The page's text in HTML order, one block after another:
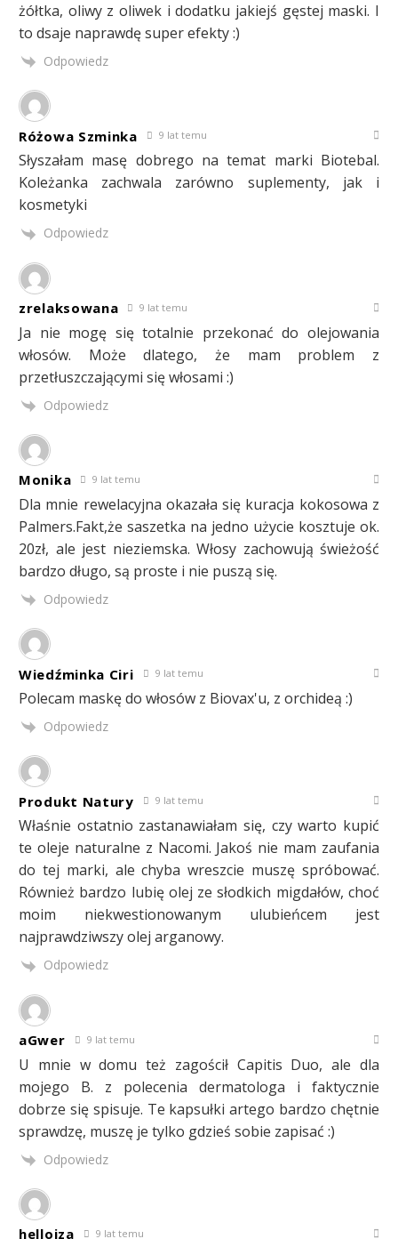
żółtka, oliwy z oliwek i dodatku jakiejś gęstej maski. I
to dsaje naprawdę super efekty :)
Odpowiedz
Różowa Szminka 9 lat temu
Słyszałam masę dobrego na temat marki Biotebal.
Koleżanka zachwala zarówno suplementy, jak i
kosmetyki
Odpowiedz
zrelaksowana 9 lat temu
Ja nie mogę się totalnie przekonać do olejowania
włosów. Może dlatego, że mam problem z
przetłuszczającymi się włosami :)
Odpowiedz
Monika 9 lat temu
Dla mnie rewelacyjna okazała się kuracja kokosowa z
Palmers.Fakt,że saszetka na jedno użycie kosztuje ok.
20zł, ale jest nieziemska. Włosy zachowują świeżość
bardzo długo, są proste i nie puszą się.
Odpowiedz
Wiedźminka Ciri 9 lat temu
Polecam maskę do włosów z Biovax'u, z orchideą :)
Odpowiedz
Produkt Natury 9 lat temu
Właśnie ostatnio zastanawiałam się, czy warto kupić
te oleje naturalne z Nacomi. Jakoś nie mam zaufania
do tej marki, ale chyba wreszcie muszę spróbować.
Również bardzo lubię olej ze słodkich migdałów, choć
moim niekwestionowanym ulubieńcem jest
najprawdziwszy olej arganowy.
Odpowiedz
aGwer 9 lat temu
U mnie w domu też zagościł Capitis Duo, ale dla
mojego B. z polecenia dermatologa i faktycznie
dobrze się spisuje. Te kapsułki artego bardzo chętnie
sprawdzę, muszę je tylko gdzieś sobie zapisać :)
Odpowiedz
hellojza 9 lat temu